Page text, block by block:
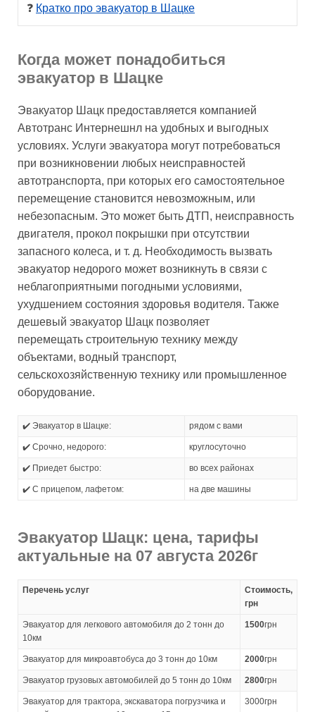
❓ Кратко про эвакуатор в Шацке
Когда может понадобиться
эвакуатор в Шацке
Эвакуатор Шацк предоставляется компанией
Автотранс Интернешнл на удобных и выгодных
условиях. Услуги эвакуатора могут потребоваться
при возникновении любых неисправностей
автотранспорта, при которых его самостоятельное
перемещение становится невозможным, или
небезопасным. Это может быть ДТП, неисправность
двигателя, прокол покрышки при отсутствии
запасного колеса, и т. д. Необходимость вызвать
эвакуатор недорого может возникнуть в связи с
неблагоприятными погодными условиями,
ухудшением состояния здоровья водителя. Также
дешевый эвакуатор Шацк позволяет
перемещать строительную технику между
объектами, водный транспорт,
сельскохозяйственную технику или промышленное
оборудование.
✔️ Эвакуатор в Шацке: рядом с вами
✔️ Срочно, недорого: круглосуточно
✔️ Приедет быстро: во всех районах
✔️ С прицепом, лафетом: на две машины
Эвакуатор Шацк: цена, тарифы
актуальные на 07 августа 2026г
Перечень услуг
Стоимость,
грн
Эвакуатор для легкового автомобиля до 2 тонн до
10км
1500грн
Эвакуатор для микроавтобуса до 3 тонн до 10км 2000грн
Эвакуатор грузовых автомобилей до 5 тонн до 10км 2800грн
Эвакуатор для трактора, экскаватора погрузчика и
3000грн